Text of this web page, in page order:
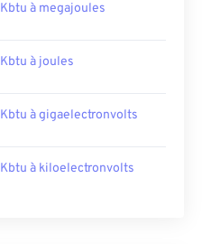
Kbtu à megajoules
Kbtu à joules
Kbtu à gigaelectronvolts
Kbtu à kiloelectronvolts